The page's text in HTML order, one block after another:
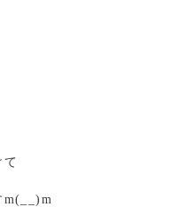
て
m(__)m